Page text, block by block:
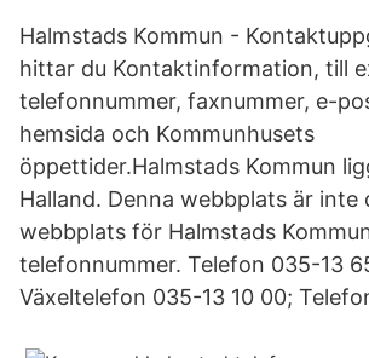
Halmstads Kommun -
hittar du Kontaktinformation, till
telefonnummer, faxnummer, e-
hemsida och Kommunhusets
öppettider.Halmstads Kommun
Halland. Denna webbplats är inte
webbplats för Halmstads
telefonnummer. Telefon 035-13
Växeltelefon 035-13 10 00;